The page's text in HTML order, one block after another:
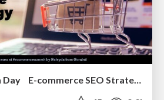
Building a Modern Day E-commerce SEO Strategy